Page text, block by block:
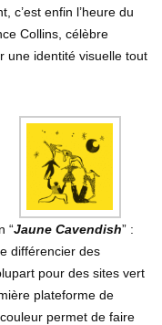
c’est enfin l’heure du
Collins, célèbre
une identité visuelle tout
“Jaune Cavendish” :
différencier des
pour des sites vert
plateforme de
permet de faire